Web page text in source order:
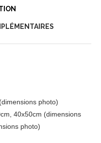
photo)
40x50cm (dimensions
photo)